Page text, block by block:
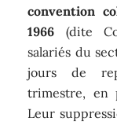
convention
1966 (dite
salariés du
jours de
trimestre, en
Leur